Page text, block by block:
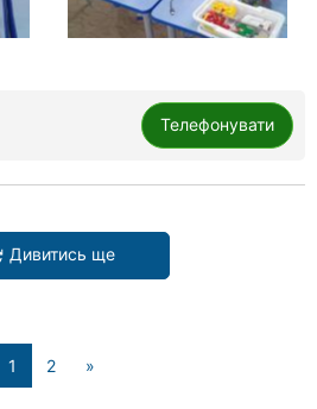
Телефонувати
Дивитись ще
1 (current)
2 »